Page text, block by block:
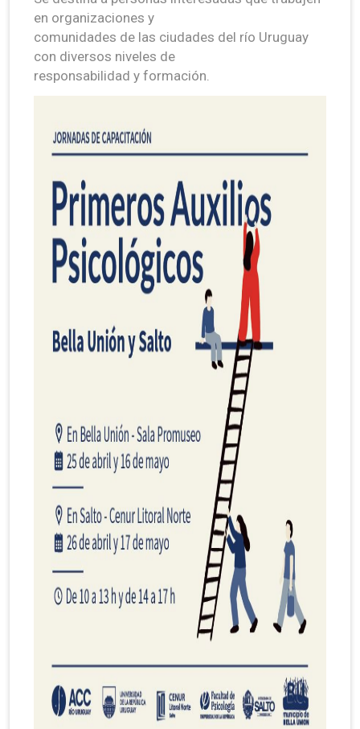
en organizaciones y
comunidades de las ciudades del río Uruguay
con diversos niveles de
responsabilidad y formación.